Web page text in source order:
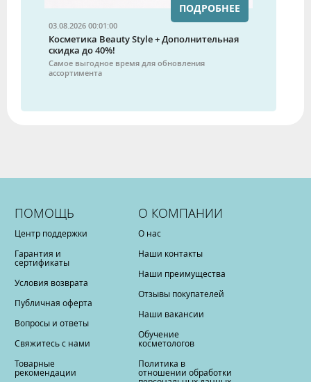
03.08.2026 00:01:00
Косметика Beauty Style + Дополнительная
скидка до 40%!
Самое выгодное время для обновления
ассортимента
ПОДРОБНЕЕ
ПОМОЩЬ
Центр поддержки
Гарантия и
сертификаты
Условия возврата
Публичная оферта
Вопросы и ответы
Свяжитесь с нами
Товарные
рекомендации
О КОМПАНИИ
О нас
Наши контакты
Наши преимущества
Отзывы покупателей
Наши вакансии
Обучение
косметологов
Политика в
отношении обработки